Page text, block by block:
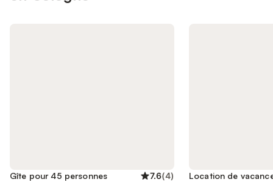
Gîte pour 45 personnes 7.6(4)